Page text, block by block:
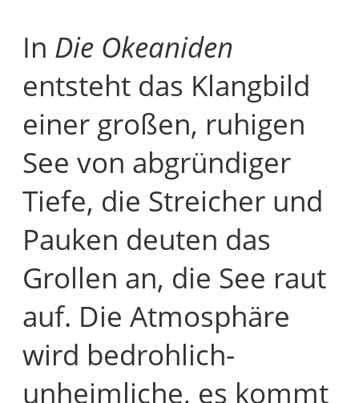
In Die Okeaniden
entsteht das Klangbild
einer großen, ruhigen
See von abgründiger
Tiefe, die Streicher und
Pauken deuten das
Grollen an, die See raut
auf. Die Atmosphäre
wird bedrohlich-
unheimliche, es kommt